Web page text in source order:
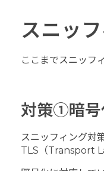
スニッ
ここまでスニッフ
対策①暗号
スニッフィング対
TLS（Transport